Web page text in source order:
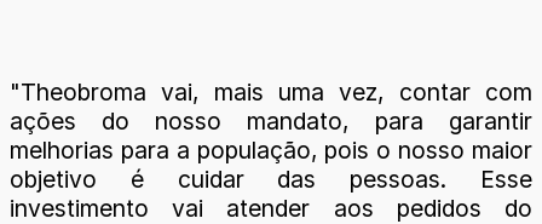
"Theobroma vai, mais uma vez, contar com
ações do nosso mandato, para garantir
melhorias para a população, pois o nosso maior
objetivo é cuidar das pessoas. Esse
investimento vai atender aos pedidos do